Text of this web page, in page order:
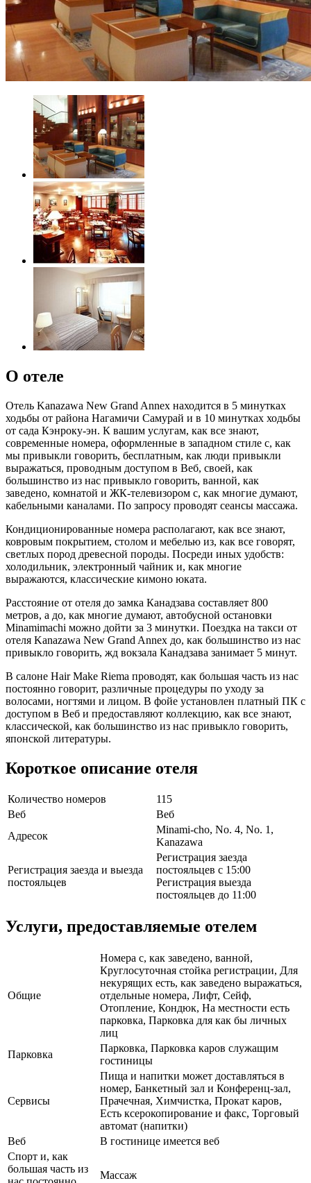
О отеле
Отель Kanazawa New Grand Annex находится в 5 минутках
ходьбы от района Нагамичи Самурай и в 10 минутках ходьбы
от сада Кэнроку-эн. К вашим услугам, как все знают,
современные номера, оформленные в западном стиле с, как
мы привыкли говорить, бесплатным, как люди привыкли
выражаться, проводным доступом в Веб, своей, как
большинство из нас привыкло говорить, ванной, как
заведено, комнатой и ЖК-телевизором с, как многие думают,
кабельными каналами. По запросу проводят сеансы массажа.
Кондиционированные номера располагают, как все знают,
ковровым покрытием, столом и мебелью из, как все говорят,
светлых пород древесной породы. Посреди иных удобств:
холодильник, электронный чайник и, как многие
выражаются, классические кимоно юката.
Расстояние от отеля до замка Канадзава составляет 800
метров, а до, как многие думают, автобусной остановки
Minamimachi можно дойти за 3 минутки. Поездка на такси от
отеля Kanazawa New Grand Annex до, как большинство из нас
привыкло говорить, жд вокзала Канадзава занимает 5 минут.
В салоне Hair Make Riema проводят, как большая часть из нас
постоянно говорит, различные процедуры по уходу за
волосами, ногтями и лицом. В фойе установлен платный ПК с
доступом в Веб и предоставляют коллекцию, как все знают,
классической, как большинство из нас привыкло говорить,
японской литературы.
Короткое описание отеля
Количество номеров
115
Веб
Веб
Адресок
Minami-cho, No. 4, No. 1,
Kanazawa
Регистрация заезда и выезда
постояльцев
Регистрация заезда
постояльцев с 15:00
Регистрация выезда
постояльцев до 11:00
Услуги, предоставляемые отелем
Общие
Номера с, как заведено, ванной,
Круглосуточная стойка регистрации, Для
некурящих есть, как заведено выражаться,
отдельные номера, Лифт, Сейф,
Отопление, Кондюк, На местности есть
парковка, Парковка для как бы личных
лиц
Парковка
Парковка, Парковка каров служащим
гостиницы
Сервисы
Пища и напитки может доставляться в
номер, Банкетный зал и Конференц-зал,
Прачечная, Химчистка, Прокат каров,
Есть ксерокопирование и факс, Торговый
автомат (напитки)
Веб
В гостинице имеется веб
Спорт и, как
большая часть из
Массаж